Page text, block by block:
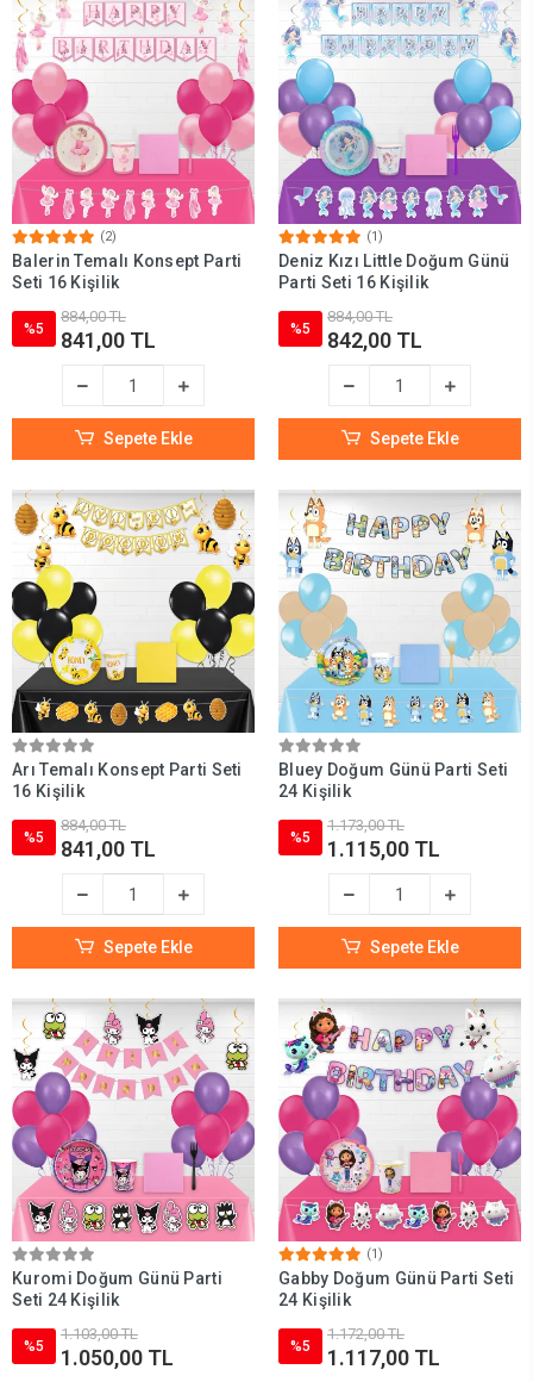
(2)
Balerin Temalı Konsept Parti
Seti 16 Kişilik
%5
884,00 TL
841,00 TL
Sepete Ekle
(1)
Deniz Kızı Little Doğum Günü
Parti Seti 16 Kişilik
%5
884,00 TL
842,00 TL
Sepete Ekle
Arı Temalı Konsept Parti Seti
16 Kişilik
%5
884,00 TL
841,00 TL
Sepete Ekle
Bluey Doğum Günü Parti Seti
24 Kişilik
%5
1.173,00 TL
1.115,00 TL
Sepete Ekle
Kuromi Doğum Günü Parti
Seti 24 Kişilik
%5
1.103,00 TL
1.050,00 TL
(1)
Gabby Doğum Günü Parti Seti
24 Kişilik
%5
1.172,00 TL
1.117,00 TL